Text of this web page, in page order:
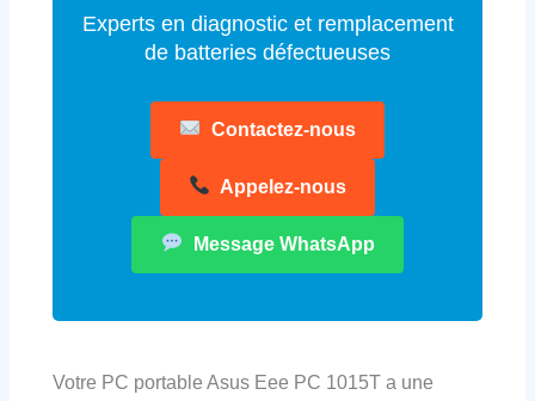
Experts en diagnostic et remplacement
de batteries défectueuses
Contactez-nous
Appelez-nous
Message WhatsApp
Votre PC portable Asus Eee PC 1015T a une